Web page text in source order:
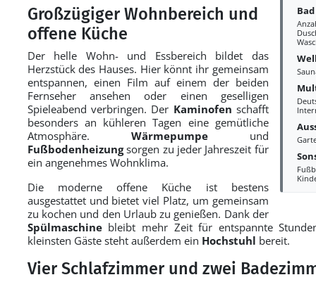
Bad
Großzügiger Wohnbereich und
offene Küche
Der helle Wohn- und Essbereich bildet das
Herzstück des Hauses. Hier könnt ihr gemeinsam
entspannen, einen Film auf einem der beiden
Fernseher ansehen oder einen geselligen
Spieleabend verbringen. Der Kaminofen schafft
besonders an kühleren Tagen eine gemütliche
Atmosphäre. Wärmepumpeund
Fußbodenheizungsorgen zu jeder Jahreszeit für
ein angenehmes Wohnklima.
Die moderne offene Küche ist bestens
ausgestattet und bietet viel Platz, um gemeinsam
zu kochen und den Urlaub zu genießen. Dank der
Spülmaschinebleibt mehr Zeit für entspannte
kleinsten Gäste steht außerdem ein Hochstuhl bereit.
Vier Schlafzimmer und zwei